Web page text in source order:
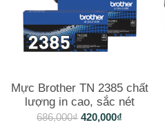
Mực Brother TN 2385 chất
lượng in cao, sắc nét
686,000₫ 420,000₫